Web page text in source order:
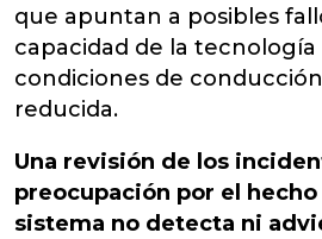
que apuntan a posibles
capacidad de la
condiciones de
reducida.
Una revisión de los
preocupación por el hecho
sistema no detecta ni